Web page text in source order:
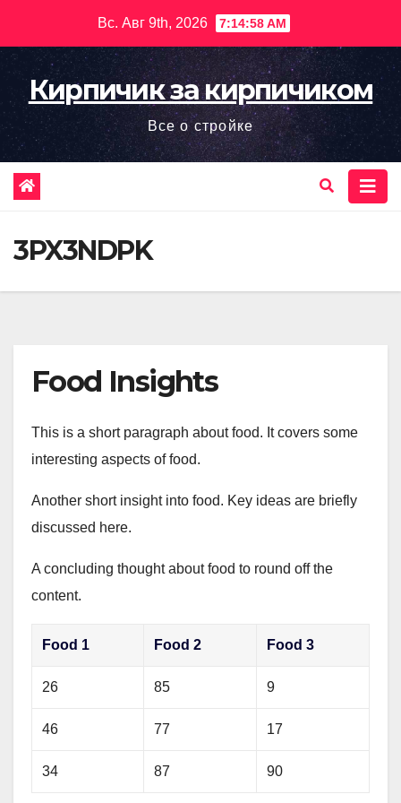
содержимому
Вс. Авг 9th, 2026 7:14:59 AM
Кирпичик за кирпичиком
Все о стройке
3PX3NDPK
Food Insights
This is a short paragraph about food. It covers some
interesting aspects of food.
Another short insight into food. Key ideas are briefly
discussed here.
A concluding thought about food to round off the
content.
Food 1 Food 2 Food 3
26 85 9
46 77 17
34 87 90